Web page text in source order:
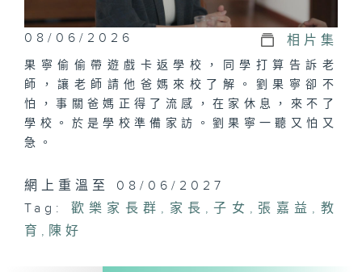
08/06/2026 相片集
果寧偷偷帶遊戲卡返學校，同學打算告訴老
師，讓老師請他爸媽來校了解。劉果寧卻不
怕，事關爸媽正得了流感，在家休息，來不了
學校。於是學校準備家訪。劉果寧一聽又怕又
急。
網上重溫至 08/06/2027
Tag:
歡樂家長群 , 家長 , 子女 , 張嘉益 , 教
育 , 陳好